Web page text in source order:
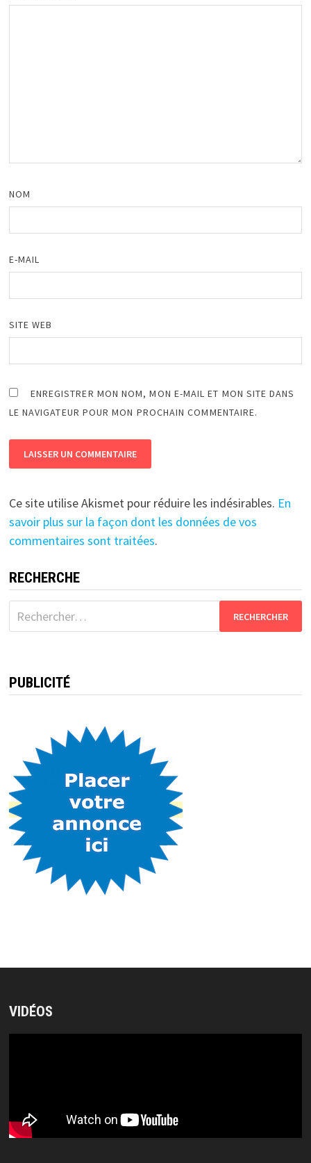
NOM
E-MAIL
SITE WEB
ENREGISTRER MON NOM, MON E-MAIL ET MON SITE DANS
LE NAVIGATEUR POUR MON PROCHAIN COMMENTAIRE.
Ce site utilise Akismet pour réduire les indésirables. En
savoir plus sur la façon dont les données de vos
commentaires sont traitées.
RECHERCHE
Rechercher :
PUBLICITÉ
VIDÉOS